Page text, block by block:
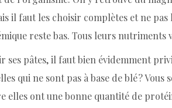
il faut les choisir complètes et ne
reste bas. Tous leurs
ses pâtes, il faut bien évidemment
qui ne sont pas à base de blé ?
elles ont une bonne quantité de